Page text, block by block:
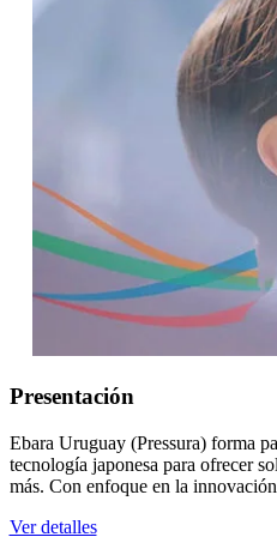
Presentación
Ebara Uruguay (Pressura) forma
tecnología japonesa para ofrecer
más. Con enfoque en la
Ver detalles